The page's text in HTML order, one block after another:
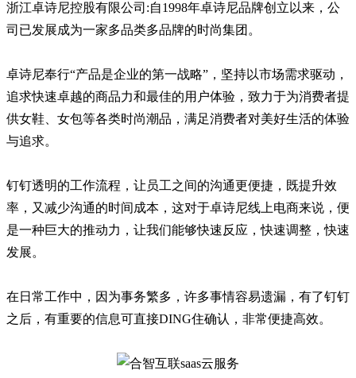
浙江卓诗尼控股有限公司:自1998年卓诗尼品牌创立以来，公
司已发展成为一家多品类多品牌的时尚集团。
卓诗尼奉行“产品是企业的第一战略”，坚持以市场需求驱动，
追求快速卓越的商品力和最佳的用户体验，致力于为消费者提
供女鞋、女包等各类时尚潮品，满足消费者对美好生活的体验
与追求。
钉钉透明的工作流程，让员工之间的沟通更便捷，既提升效
率，又减少沟通的时间成本，这对于卓诗尼线上电商来说，便
是一种巨大的推动力，让我们能够快速反应，快速调整，快速
发展。
在日常工作中，因为事务繁多，许多事情容易遗漏，有了钉钉
之后，有重要的信息可直接DING住确认，非常便捷高效。